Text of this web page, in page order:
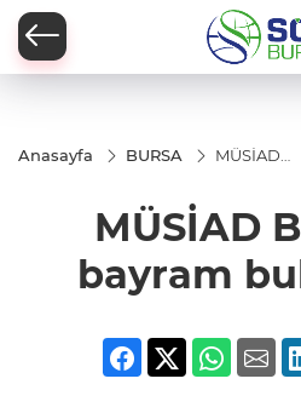
Anasayfa BURSA
MÜSİAD
buluşması!
MÜSİAD
bayram